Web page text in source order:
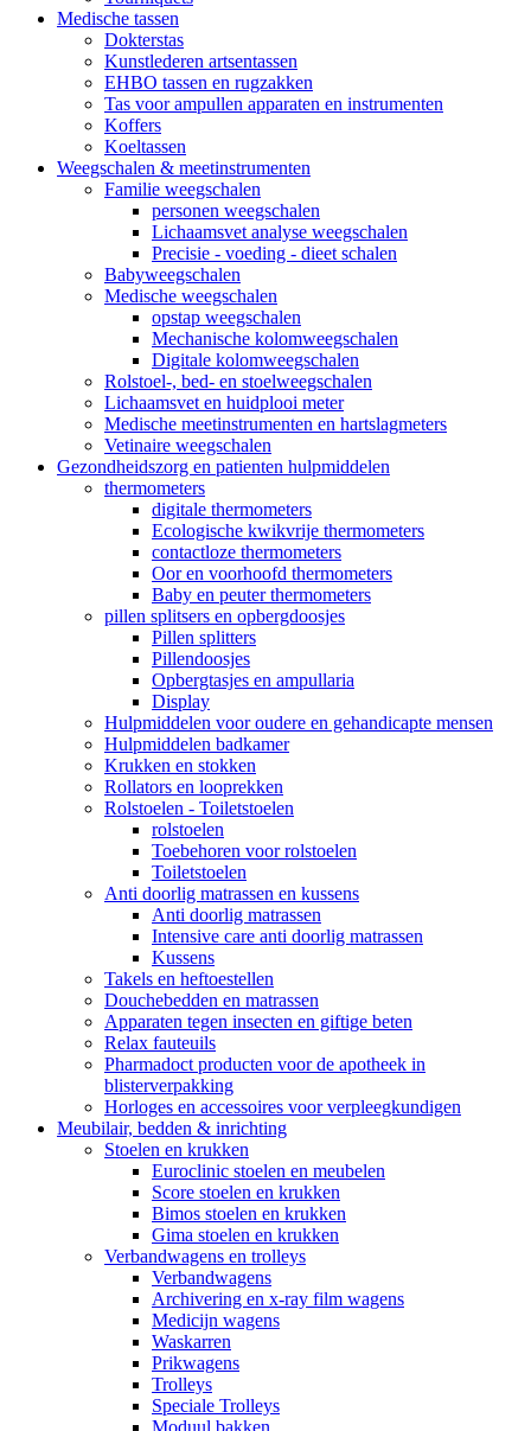
Medische tassen
Dokterstas
Kunstlederen artsentassen
EHBO tassen en rugzakken
Tas voor ampullen apparaten en instrumenten
Koffers
Koeltassen
Weegschalen & meetinstrumenten
Familie weegschalen
personen weegschalen
Lichaamsvet analyse weegschalen
Precisie - voeding - dieet schalen
Babyweegschalen
Medische weegschalen
opstap weegschalen
Mechanische kolomweegschalen
Digitale kolomweegschalen
Rolstoel-, bed- en stoelweegschalen
Lichaamsvet en huidplooi meter
Medische meetinstrumenten en hartslagmeters
Vetinaire weegschalen
Gezondheidszorg en patienten hulpmiddelen
thermometers
digitale thermometers
Ecologische kwikvrije thermometers
contactloze thermometers
Oor en voorhoofd thermometers
Baby en peuter thermometers
pillen splitsers en opbergdoosjes
Pillen splitters
Pillendoosjes
Opbergtasjes en ampullaria
Display
Hulpmiddelen voor oudere en gehandicapte mensen
Hulpmiddelen badkamer
Krukken en stokken
Rollators en looprekken
Rolstoelen - Toiletstoelen
rolstoelen
Toebehoren voor rolstoelen
Toiletstoelen
Anti doorlig matrassen en kussens
Anti doorlig matrassen
Intensive care anti doorlig matrassen
Kussens
Takels en heftoestellen
Douchebedden en matrassen
Apparaten tegen insecten en giftige beten
Relax fauteuils
Pharmadoct producten voor de apotheek in
blisterverpakking
Horloges en accessoires voor verpleegkundigen
Meubilair, bedden & inrichting
Stoelen en krukken
Euroclinic stoelen en meubelen
Score stoelen en krukken
Bimos stoelen en krukken
Gima stoelen en krukken
Verbandwagens en trolleys
Verbandwagens
Archivering en x-ray film wagens
Medicijn wagens
Waskarren
Prikwagens
Trolleys
Speciale Trolleys
Moduul bakken